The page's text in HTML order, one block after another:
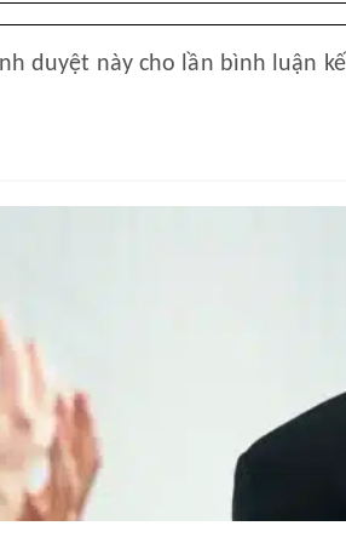
duyệt này cho lần bình luận